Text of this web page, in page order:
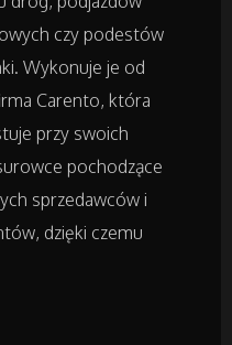
Catering
Prawne
czy podestów
Wykonuje je od
Carento, która
przy swoich
pochodzące
sprzedawców i
dzięki czemu